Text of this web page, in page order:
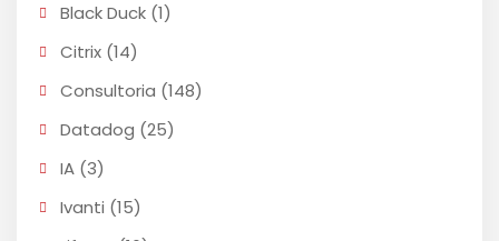
Black Duck (1)
Citrix (14)
Consultoria (148)
Datadog (25)
IA (3)
Ivanti (15)